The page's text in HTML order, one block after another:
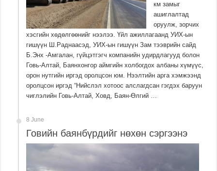
км замыг
ашиглалтад
оруулж, зорчих
хэсгийн хөдөлгөөнийг нээлээ. Үйл ажиллагаанд УИХ-ын
гишүүн Ш.Раднаасэд, УИХ-ын гишүүн Зам тээврийн сайд
Б.Энх -Амгалан, гүйцэтгэгч компанийн удирдлагууд болон
Говь-Алтай, Баянхонгор аймгийн холбогдох албаны хүмүүс,
орон нутгийн иргэд оролцсон юм. Нээлтийн арга хэмжээнд
оролцсон иргэд “Нийслэл хотоос алслагдсан гэгдэх баруун
чиглэлийн Говь-Алтай, Ховд, Баян-Өлгий …
8 June
Говийн баянбүрдийг нөхөн сэргээнэ